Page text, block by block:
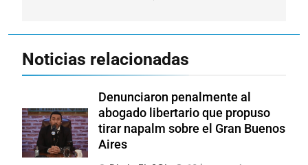
Noticias relacionadas
Denunciaron penalmente al
abogado libertario que propuso
tirar napalm sobre el Gran Buenos
Aires